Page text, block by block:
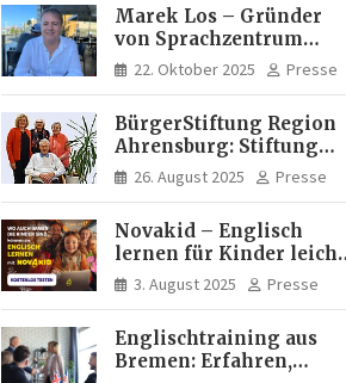
Marek Los – Gründer
von Sprachzentrum
Moose, Moose Casa
Italia und Apartamento
Experte für Bildung und
Investitionen in
Brasilien
22. Oktober 2025 Presse
BürgerStiftung Region
Ahrensburg: Stiftung
Dietrich+Gudrun Maaß
fördert
Frauen
26. August 2025 Presse
Novakid – Englisch
lernen für Kinder leicht
gemacht
3. August 2025 Presse
Englischtraining aus
Bremen: Erfahren,